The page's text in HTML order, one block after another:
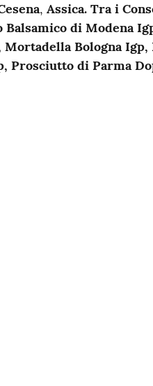
, Assica. Tra i
di Modena
Bologna Igp,
Prosciutto di Parma